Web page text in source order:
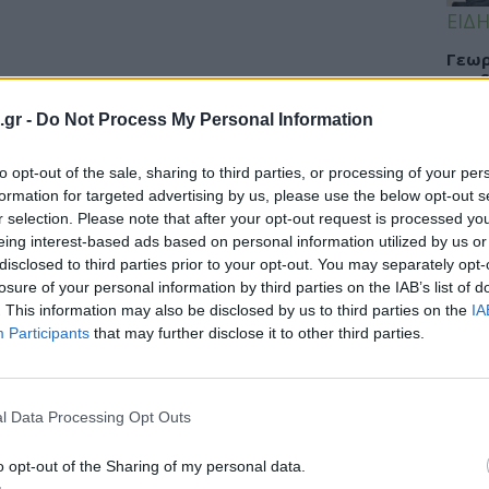
- Do Not Process My Personal Information
opt-out of the sale, sharing to third parties, or processing of your
for targeted advertising by us, please use the below opt-out
selection. Please note that after your opt-out request is processed
interest-based ads based on personal information utilized by us
to third parties prior to your opt-out. You may separately
of your personal information by third parties on the IAB’s list of
This information may also be disclosed by us to third parties on the
Participants that may further disclose it to other third parties.
Data Processing Opt Outs
opt-out of the Sharing of my personal data.
Έφτασε στην Ελλάδα το
2 τραυματίες – Με οίδημα στον
του ΕΚΑΒ αναχώρησε από την
μεταφέροντας τους 2 τραυματίες.
Το